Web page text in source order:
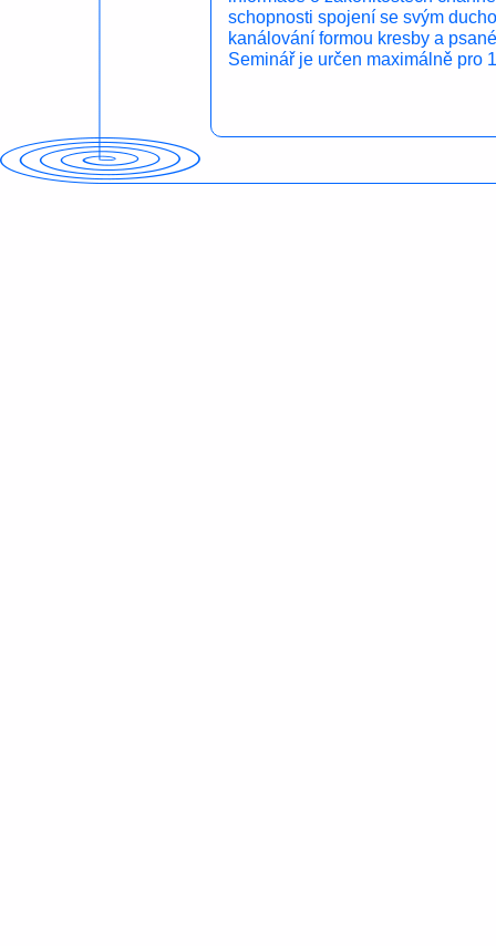
schopnosti spojení se svým
kanálování formou kresby a
Seminář je určen maximálně pro